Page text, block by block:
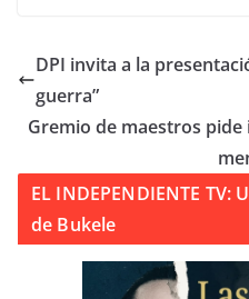
DPI invita a la
guerra”
Gremio de maestros
EL INDEPENDIENTE TV:
de Bukele